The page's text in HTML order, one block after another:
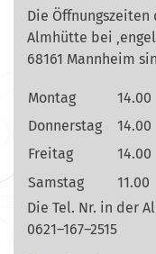
Die Öffnungszeiten
Almhütte bei
68161 Mannheim
Montag 14.00
Donnerstag
14.00
Freitag
14.00
Samstag
11.00
Die Tel. Nr. in der
0621–167–2515